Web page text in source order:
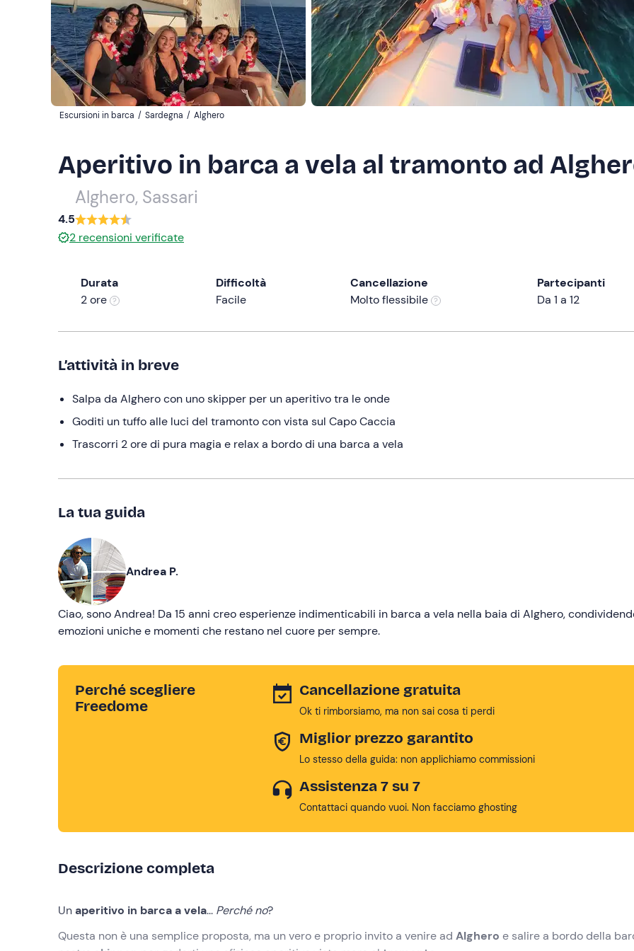
Escursioni in barca / Sardegna / Alghero
Aperitivo in barca a vela al tramonto ad
Alghero, Sassari
4.5
2 recensioni verificate
Durata
2 ore
Difficoltà
Facile
Cancellazione
Molto flessibile
Partecipanti
Da 1 a 12
L’attività in breve
Salpa da Alghero con uno skipper per un aperitivo tra le onde
Goditi un tuffo alle luci del tramonto con vista sul Capo Caccia
Trascorri 2 ore di pura magia e relax a bordo di una barca a vela
La tua guida
Andrea P.
Ciao, sono Andrea! Da 15 anni creo esperienze indimenticabili in barca a vela nella baia di Alghero,
emozioni uniche e momenti che restano nel cuore per sempre.
Perché scegliere
Freedome
Cancellazione gratuita
Ok ti rimborsiamo, ma non sai cosa ti perdi
Miglior prezzo garantito
Lo stesso della guida: non applichiamo commissioni
Assistenza 7 su 7
Contattaci quando vuoi. Non facciamo ghosting
Descrizione completa
Unaperitivo in barca a vela... Perché no?
Questa non è una semplice proposta, ma un vero e proprio invito a venire ad Alghero e salire a bordo della